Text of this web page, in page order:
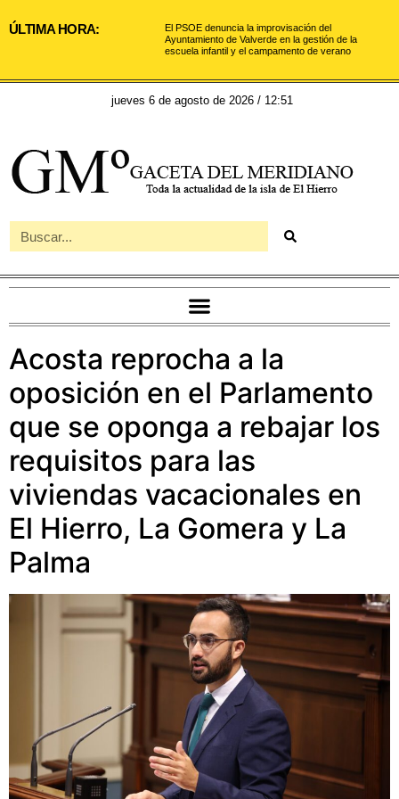
ÚLTIMA HORA:
El PSOE denuncia la improvisación del
Ayuntamiento de Valverde en la gestión de la
escuela infantil y el campamento de verano
jueves 6 de agosto de 2026 / 12:51
Acosta reprocha a la
oposición en el Parlamento
que se oponga a rebajar los
requisitos para las
viviendas vacacionales en
El Hierro, La Gomera y La
Palma